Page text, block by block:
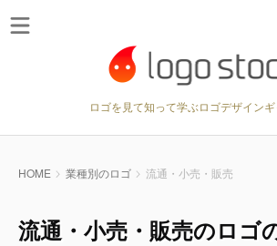
ロゴを見て知って学ぶロゴデザイン
HOME 業種別のロゴ 流通・小売・販売
流通・小売・販売のロゴ